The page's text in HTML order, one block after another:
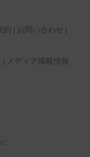
約
お問い合わせ
メディア掲載情報